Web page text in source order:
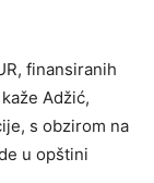
finansiranih
Adžić,
s obzirom na
u opštini